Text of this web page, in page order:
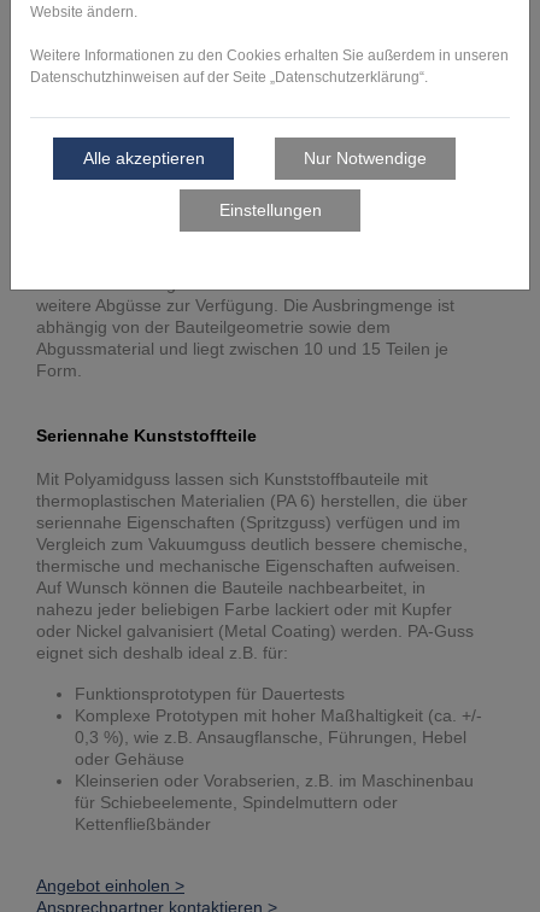
Anguss und Steigern in einem Rahmen fixiert.
ausgegossen. Nach dem Aushärten des Silikons wird die
Silikonform entlang der festgelegten Formtrennung mit
Monomer mit additiven und katalytischen Komponenten
vermieden. Nach dem Gießen kommt die Form zum
weitere Abgüsse zur Verfügung. Die Ausbringmenge ist
abhängig von der Bauteilgeometrie sowie dem
Abgussmaterial und liegt zwischen 10 und 15 Teilen je
Form.
Seriennahe Kunststoffteile
Mit Polyamidguss lassen sich Kunststoffbauteile mit
thermoplastischen Materialien (PA 6) herstellen, die über
seriennahe Eigenschaften (Spritzguss) verfügen und im
Vergleich zum Vakuumguss deutlich bessere chemische,
thermische und mechanische Eigenschaften aufweisen.
Auf Wunsch können die Bauteile nachbearbeitet, in
nahezu jeder beliebigen Farbe lackiert oder mit Kupfer
oder Nickel galvanisiert (Metal Coating) werden. PA-Guss
eignet sich deshalb ideal z.B. für:
Funktionsprototypen für Dauertests
Komplexe Prototypen mit hoher Maßhaltigkeit (ca. +/-
0,3 %), wie z.B. Ansaugflansche, Führungen, Hebel
oder Gehäuse
Kleinserien oder Vorabserien, z.B. im Maschinenbau
für Schiebeelemente, Spindelmuttern oder
Kettenfließbänder
Angebot einholen >
Ansprechpartner kontaktieren >